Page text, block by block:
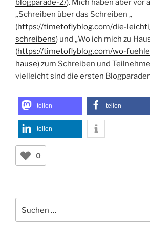
blogparade-2/). Mich haben aber vor
„Schreiben über das Schreiben „
(https://timetoflyblog.com/die-
schreibens) und „Wo ich mich zu
(https://timetoflyblog.com/wo-
hause) zum Schreiben und
vielleicht sind die ersten
teilen teilen
teilen
0
nach: